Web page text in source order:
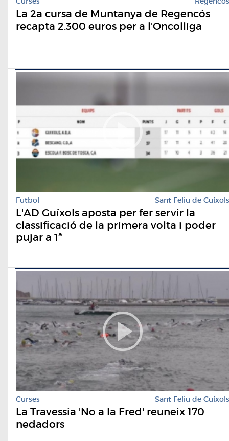
La 2a cursa de Muntanya de Regencós
recapta 2.300 euros per a l'Oncolliga
Futbol Sant Feliu de Guíxols
L'AD Guíxols aposta per fer servir la
classificació de la primera volta i poder
pujar a 1ª
Curses Sant Feliu de Guíxols
La Travessia 'No a la Fred' reuneix 170
nedadors